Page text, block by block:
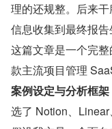
理的还规整。后来
信息收集到最终报告
这篇文章是一个完
款主流项目管理
案例设定与分析框架
选了 Notion、Linear